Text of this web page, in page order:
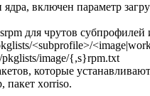
включен параметр
для чрутов субпрофилей
<subprofile>/
pkglists/image/{,s}rpm.txt
которые
пакет xorriso.